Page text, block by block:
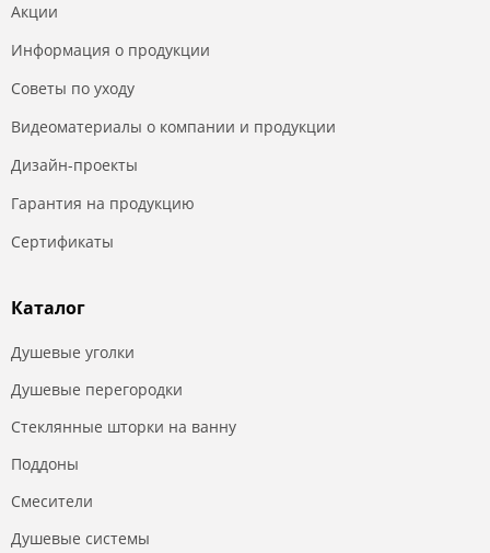
Акции
Информация о продукции
Советы по уходу
Видеоматериалы о компании и продукции
Дизайн-проекты
Гарантия на продукцию
Сертификаты
Каталог
Душевые уголки
Душевые перегородки
Стеклянные шторки на ванну
Поддоны
Смесители
Душевые системы